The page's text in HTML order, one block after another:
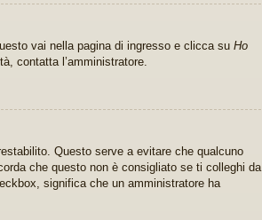
vai nella pagina di ingresso e clicca su Ho
contatta l’amministratore.
Questo serve a evitare che qualcuno
che questo non è consigliato se ti colleghi da
significa che un amministratore ha